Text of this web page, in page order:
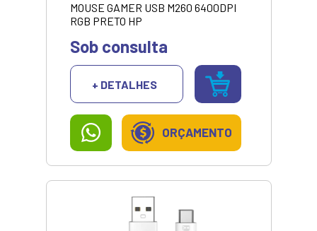
MOUSE GAMER USB M260 6400DPI
RGB PRETO HP
Sob consulta
+ DETALHES
ORÇAMENTO